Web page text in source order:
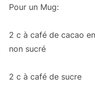
Pour un Mug:
2 c à café de cacao
non sucré
2 c à café de sucre